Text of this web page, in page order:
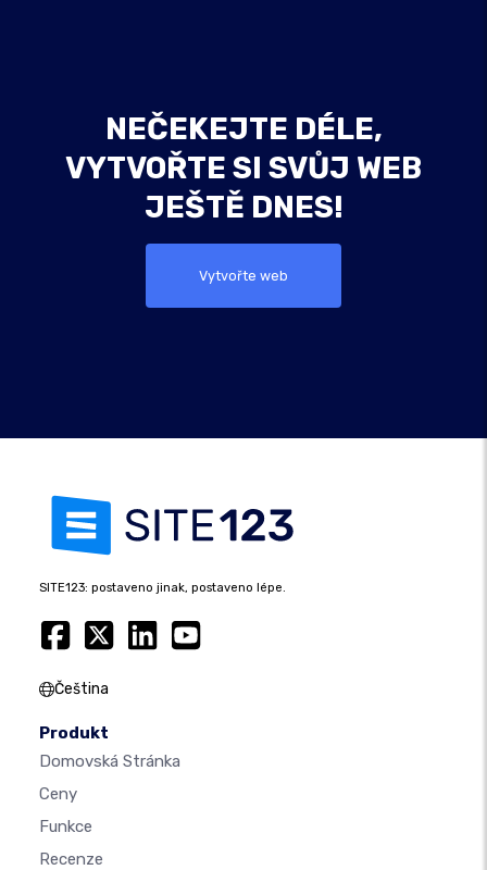
NEČEKEJTE DÉLE,
VYTVOŘTE SI SVŮJ WEB
JEŠTĚ DNES!
Vytvořte web
SITE123: postaveno jinak, postaveno lépe.
Čeština
Produkt
Domovská Stránka
Ceny
Funkce
Recenze